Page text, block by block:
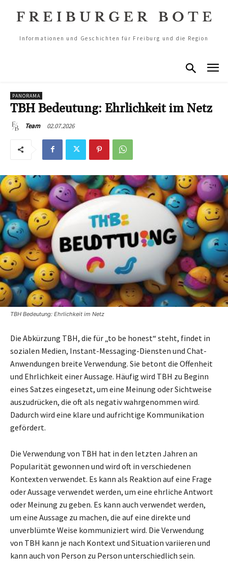
Informationen und Geschichten für Freiburg und die Region
PANORAMA
TBH Bedeutung: Ehrlichkeit im Netz
Team 02.07.2026
TBH Bedeutung: Ehrlichkeit im Netz
Die Abkürzung TBH, die für „to be honest“ steht, findet in
sozialen Medien, Instant-Messaging-Diensten und Chat-
Anwendungen breite Verwendung. Sie betont die Offenheit
und Ehrlichkeit einer Aussage. Häufig wird TBH zu Beginn
eines Satzes eingesetzt, um eine Meinung oder Sichtweise
auszudrücken, die oft als negativ wahrgenommen wird.
Dadurch wird eine klare und aufrichtige Kommunikation
gefördert.
Die Verwendung von TBH hat in den letzten Jahren an
Popularität gewonnen und wird oft in verschiedenen
Kontexten verwendet. Es kann als Reaktion auf eine Frage
oder Aussage verwendet werden, um eine ehrliche Antwort
oder Meinung zu geben. Es kann auch verwendet werden,
um eine Aussage zu machen, die auf eine direkte und
unverblümte Weise kommuniziert wird. Die Verwendung
von TBH kann je nach Kontext und Situation variieren und
kann auch von Person zu Person unterschiedlich sein.